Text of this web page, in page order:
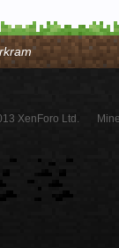
XenForo Ltd.